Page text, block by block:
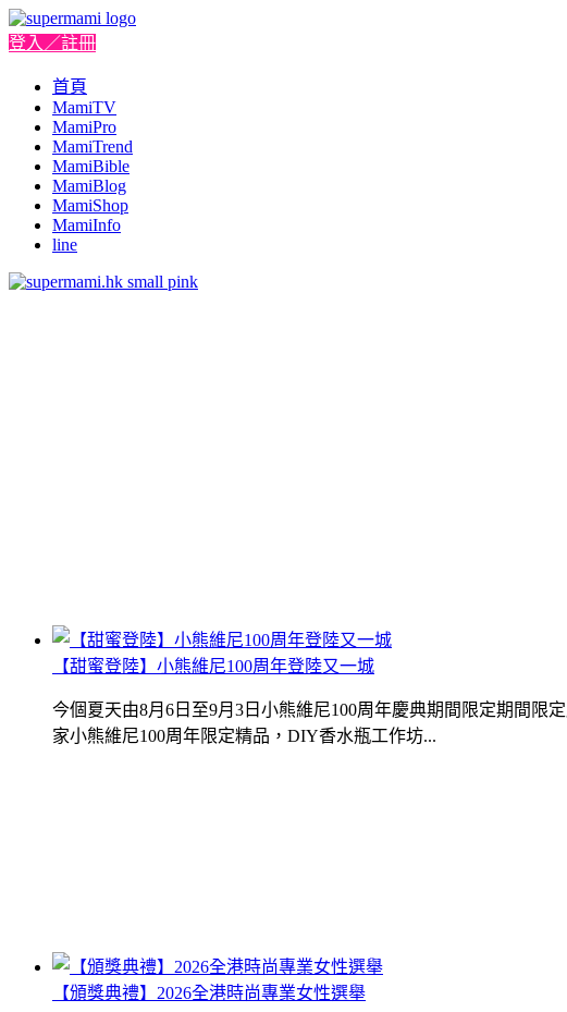
登入／註冊
首頁
MamiTV
MamiPro
MamiTrend
MamiBible
MamiBlog
MamiShop
MamiInfo
line
【甜蜜登陸】小熊維尼100周年登陸又一城
今個夏天由8月6日至9月3日小熊維尼100周年慶典期間限定期間
家小熊維尼100周年限定精品，DIY香水瓶工作坊...
【頒獎典禮】2026全港時尚專業女性選舉